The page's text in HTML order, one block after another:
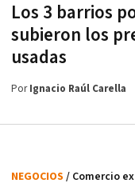
Los 3 barrios
subieron los
usadas
PorIgnacio Raúl Carella
NEGOCIOS / Comercio